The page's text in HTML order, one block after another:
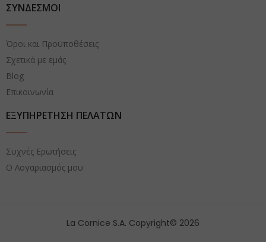
ΣΥΝΔΕΣΜΟΙ
Όροι και Προϋποθέσεις
Σχετικά με εμάς
Blog
Επικοινωνία
ΕΞΥΠΗΡΕΤΗΣΗ ΠΕΛΑΤΩΝ
Συχνές Ερωτήσεις
Ο Λογαριασμός μου
La Cornice S.A. Copyright© 2026